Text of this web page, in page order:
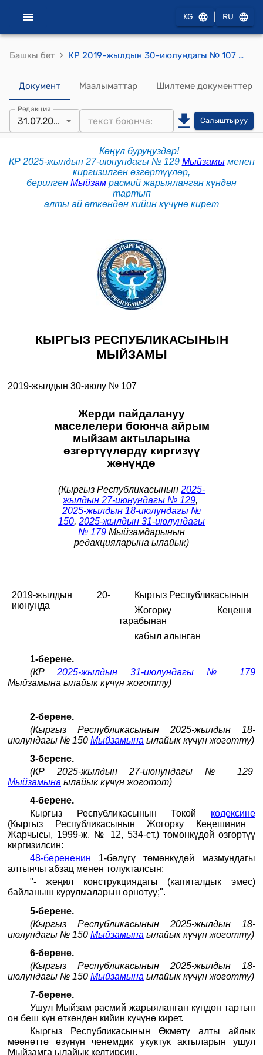
KG RU
Башкы бет › КР 2019-жылдын 30-июлундагы № 107 "Жерди пайдалануу маселелери боюнча айрым мыйзам актыларына өзгөртүүлөрдү киргизүү жөнүндө" Мыйзамы
Документ Маалыматтар Шилтеме документтер
Редакция
31.07.2026 Салыштыруу